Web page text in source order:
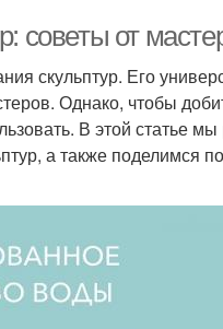
советы от
скульптур. Его
Однако, чтобы
В этой статье
а также поделимся